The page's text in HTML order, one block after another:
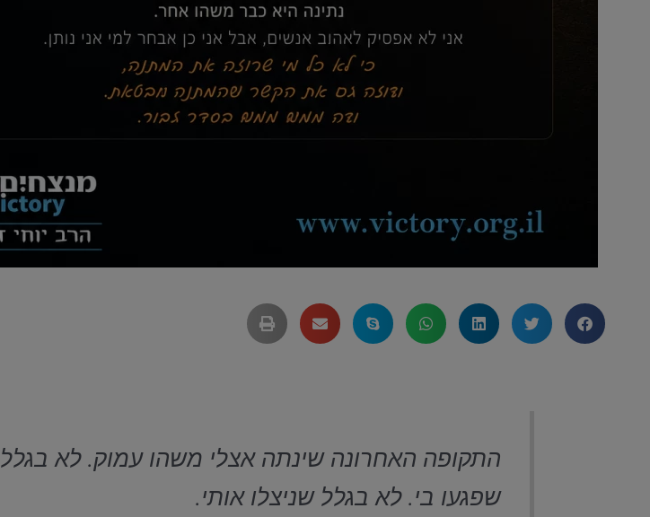
התקופה האחרונה שינתה אצלי משהו עמוק. לא בגלל
שפגעו בי. לא בגלל שניצלו אותי.